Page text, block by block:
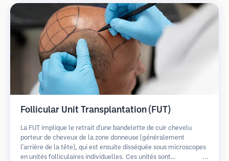
Follicular Unit Transplantation (FUT)
La FUT implique le retrait d'une bandelette de cuir chevelu
porteur de cheveux de la zone donneuse (généralement
l'arrière de la tête), qui est ensuite disséquée sous microscopes
en unités folliculaires individuelles. Ces unités sont